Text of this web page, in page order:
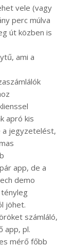
vele (vagy
perc múlva
út közben is
ami a
apró kis
a jegyzetelést,
app, de a
demo
jöhet.
számláló,
app, pl.
mérő főbb